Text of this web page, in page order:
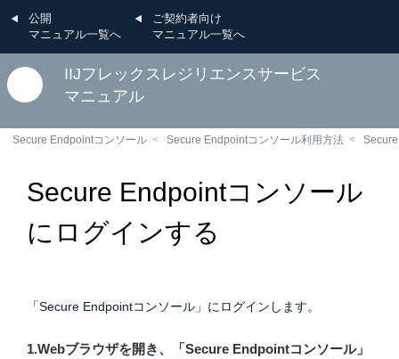
公開
マニュアル一覧へ
ご契約者向け
マニュアル一覧へ
IIJフレックスレジリエンスサービス
マニュアル
Secure Endpointコンソール Secure Endpointコンソール利用方法
Secure Endpointコンソール
にログインする
「Secure Endpointコンソール」にログインします。
1.Webブラウザを開き、「Secure Endpointコンソール」